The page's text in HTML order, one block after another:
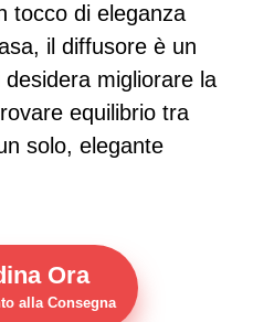
tocco di eleganza
il diffusore è un
migliorare la
equilibrio tra
solo, elegante
Ora
alla Consegna